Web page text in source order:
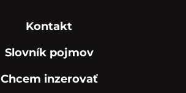
Kontakt
Slovník pojmov
Chcem inzerovať